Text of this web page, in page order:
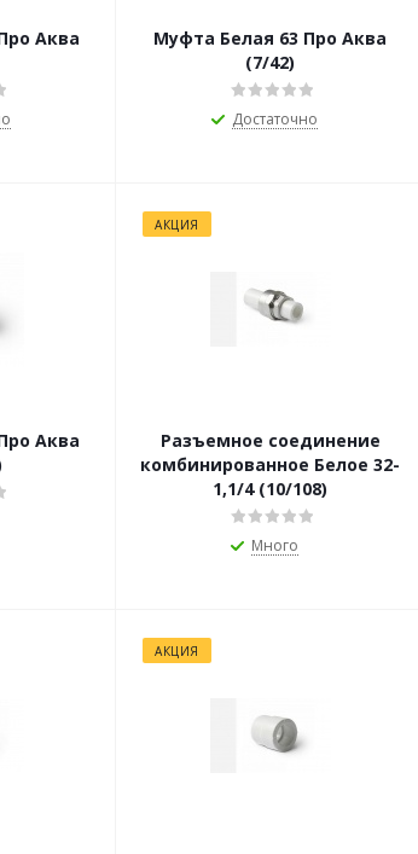
Муфта Белая 63 Про Аква
(7/42)
Достаточно
АКЦИЯ
Разъемное соединение
комбинированное Белое 32-
1,1/4 (10/108)
Много
АКЦИЯ